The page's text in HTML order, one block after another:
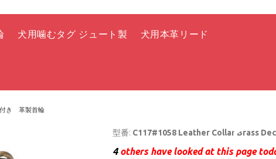
犬用噛むタグ ジュート製 犬用本革リード
付き 革製首輪
型番: C117#1058 Leather Collar Brass
4others have looked at this page